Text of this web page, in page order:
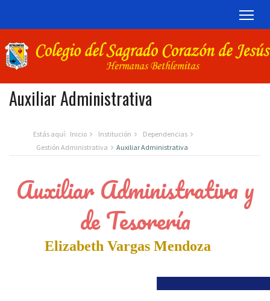
Auxiliar Administrativa
Estás aquí: Inicio Institución
Dependencias
Gestión Administrativa
Auxiliar Administrativa
Auxiliar Administrativa y
de Tesorería
Elizabeth Vargas Mendoza